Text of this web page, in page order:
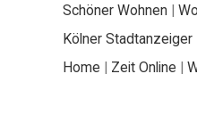
Schöner Wohnen |
Kölner Stadtanzeiger
Home | Zeit Online |